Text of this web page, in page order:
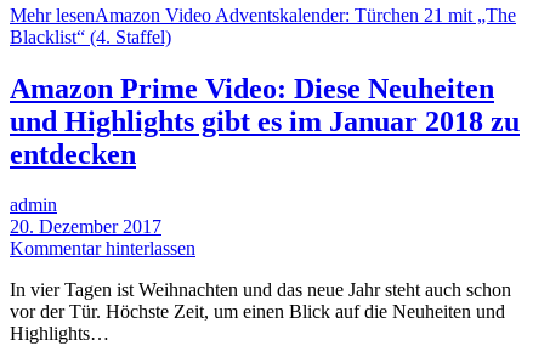
Mehr lesenAmazon Video Adventskalender: Türchen 21 mit „The
Blacklist“ (4. Staffel)
Amazon Prime Video: Diese Neuheiten
und Highlights gibt es im Januar 2018 zu
entdecken
admin
20. Dezember 2017
Kommentar hinterlassen
In vier Tagen ist Weihnachten und das neue Jahr steht auch schon
vor der Tür. Höchste Zeit, um einen Blick auf die Neuheiten und
Highlights…